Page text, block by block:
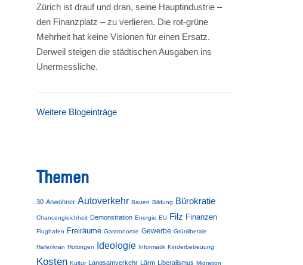
Zürich ist drauf und dran, seine Hauptindustrie –
den Finanzplatz – zu verlieren. Die rot-grüne
Mehrheit hat keine Visionen für einen Ersatz.
Derweil steigen die städtischen Ausgaben ins
Unermessliche.
Weitere Blogeinträge
Themen
30 Anwohner Autoverkehr Bauen Bildung Bürokratie
Chancengleichheit Demonstration Energie EU Filz Finanzen
Flughafen Freiräume Gastronomie Gewerbe Grünliberale
Hafenkran Hottingen Ideologie Informatik Kinderbetreuung
Kosten Kultur Langsamverkehr Lärm Liberalismus Migration